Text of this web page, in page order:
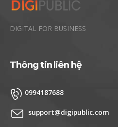
DIGITAL FOR BUSINESS
Thông tin liên hệ
0994187688
support@digipublic.com